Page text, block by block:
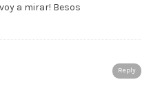
a mirar! Besos
Reply